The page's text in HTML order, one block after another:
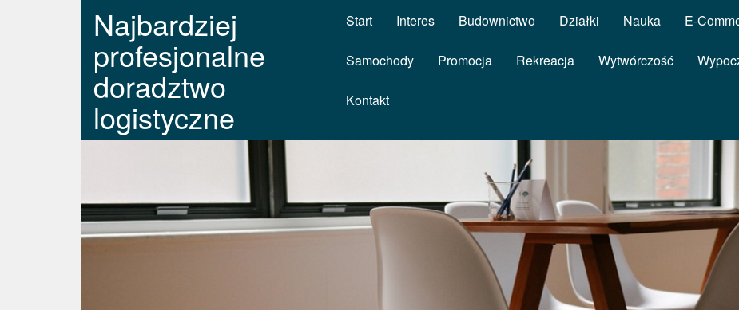
Najbardziej
profesjonalne
doradztwo
logistyczne
Start Interes Budownictwo Działki Nauka E-
Samochody Promocja Rekreacja Wytwórczość
Kontakt